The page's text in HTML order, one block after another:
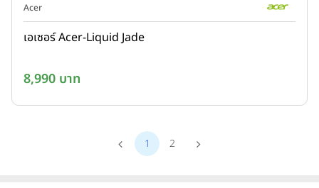
Acer
เอเซอร์ Acer-Liquid Jade
8,990 บาท
1 2